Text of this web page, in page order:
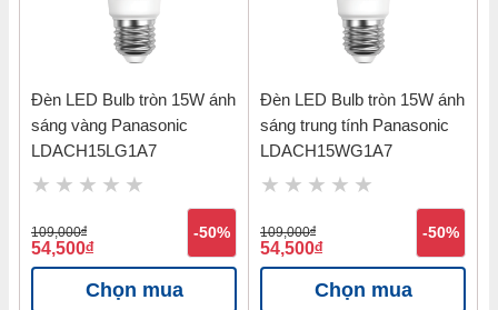
Ngắt điện trước khi lắp đặt.
Khoét lỗ trần:
- Độ dày trần phù hợp: 5~25mm.
- Độ cao trần cần thiết: >50mm.
- Phạm vi hai bên tay đèn cần khoảng trống không có vật cản:
>50mm
Đèn LED Bulb tròn 15W ánh
sáng vàng Panasonic
LDACH15LG1A7
109,000đ
54,500đ
-50%
Chọn mua
Đèn LED Bulb tròn 15W ánh
sáng trung tính Panasonic
LDACH15WG1A7
109,000đ
54,500đ
-50%
Chọn mua